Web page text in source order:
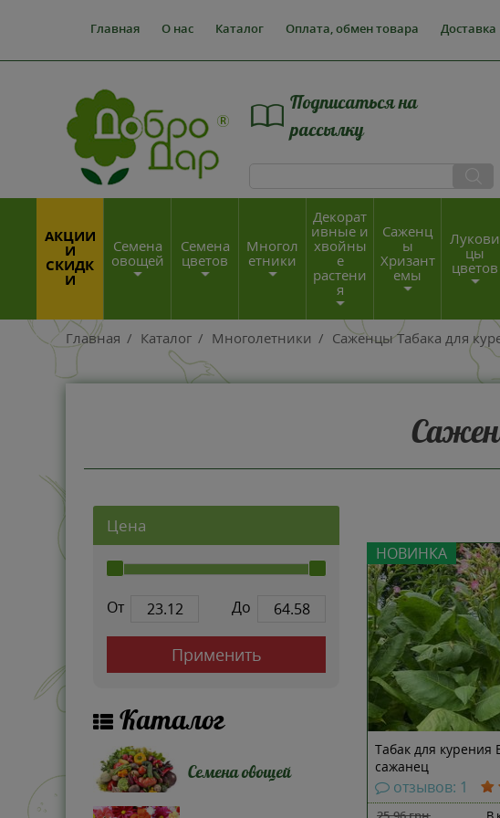
Главная О нас Каталог Оплата, обмен товара Доставка
Подписаться на
рассылку
АКЦИИ
И
СКИДК
И
Семена
овощей
Семена
цветов
Многол
етники
Декорат
ивные и
хвойны
е
растени
я
Саженц
ы
Хризант
емы
Лукови
цы
цветов
Главная / Каталог / Многолетники / Саженцы Табака для
НОВИНКА
Табак для
сажанец
отзывов: 1
Цена
От До
Применить
Каталог
Семена овощей